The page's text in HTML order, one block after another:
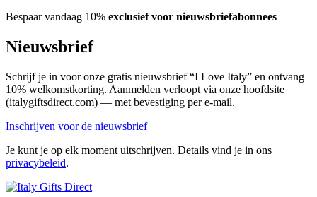
Bespaar vandaag 10% exclusief voor nieuwsbriefabonnees
Nieuwsbrief
Schrijf je in voor onze gratis nieuwsbrief “I Love Italy” en ontvang
10% welkomstkorting. Aanmelden verloopt via onze hoofdsite
(italygiftsdirect.com) — met bevestiging per e-mail.
Inschrijven voor de nieuwsbrief
Je kunt je op elk moment uitschrijven. Details vind je in ons
privacybeleid.